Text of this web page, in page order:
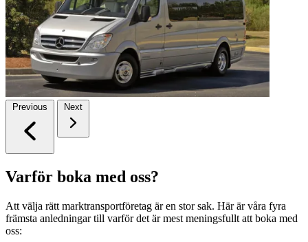
Previous Next
Varför boka med oss?
Att välja rätt marktransportföretag är en stor sak. Här är våra fyra
främsta anledningar till varför det är mest meningsfullt att boka med
oss: